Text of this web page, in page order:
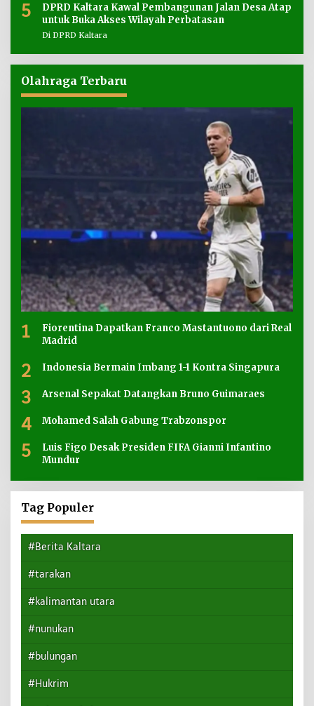
5
DPRD Kaltara Kawal Pembangunan Jalan Desa Atap
untuk Buka Akses Wilayah Perbatasan
Di DPRD Kaltara
Olahraga Terbaru
1
Fiorentina Dapatkan Franco Mastantuono dari Real
Madrid
2 Indonesia Bermain Imbang 1-1 Kontra Singapura
3 Arsenal Sepakat Datangkan Bruno Guimaraes
4 Mohamed Salah Gabung Trabzonspor
5
Luis Figo Desak Presiden FIFA Gianni Infantino
Mundur
Tag Populer
#Berita Kaltara
#tarakan
#kalimantan utara
#nunukan
#bulungan
#Hukrim